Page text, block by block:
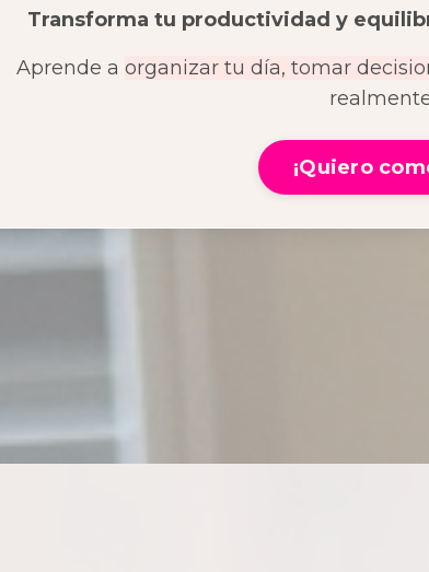
Transforma tu productividad y
Aprende a organizar tu día, tomar
¡Quiero